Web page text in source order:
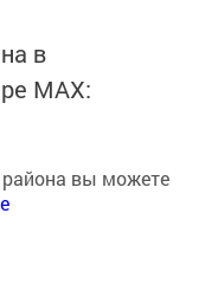
в
MАХ:
района вы можете